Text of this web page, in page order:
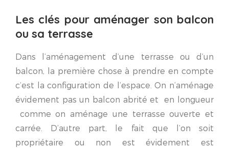
Les clés pour aménager son balcon
ou sa terrasse
Dans l’aménagement d’une terrasse ou d’un
balcon, la première chose à prendre en compte
c’est la configuration de l’espace. On n’aménage
évidement pas un balcon abrité et en longueur
comme on aménage une terrasse ouverte et
carrée. D’autre part, le fait que l’on soit
propriétaire ou non est évidement est